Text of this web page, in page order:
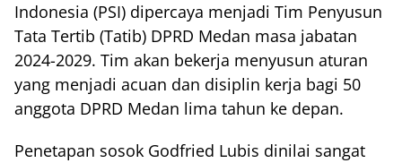
Indonesia (PSI) dipercaya menjadi Tim Penyusun
Tata Tertib (Tatib) DPRD Medan masa jabatan
2024-2029. Tim akan bekerja menyusun aturan
yang menjadi acuan dan disiplin kerja bagi 50
anggota DPRD Medan lima tahun ke depan.
Penetapan sosok Godfried Lubis dinilai sangat